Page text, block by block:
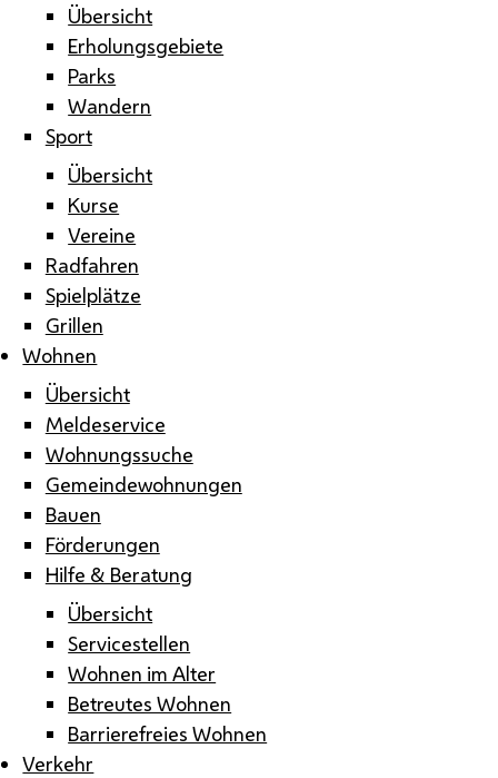
Übersicht
Erholungsgebiete
Parks
Wandern
Sport
Übersicht
Kurse
Vereine
Radfahren
Spielplätze
Grillen
Wohnen
Übersicht
Meldeservice
Wohnungssuche
Gemeindewohnungen
Bauen
Förderungen
Hilfe & Beratung
Übersicht
Servicestellen
Wohnen im Alter
Betreutes Wohnen
Barrierefreies Wohnen
Verkehr